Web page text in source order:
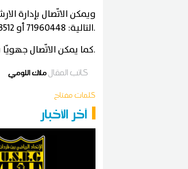
ويمكن الاتّصال بإدارة
التالية: 71960448 أو 71963512.
كما يمكن الاتّصال جهويّا.
كاتب المقالملاك اللومي
كلمات مفتاح
آخر الأخبار